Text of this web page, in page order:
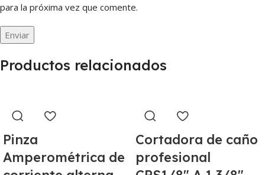
para la próxima vez que comente.
Productos relacionados
Pinza
Amperométrica de
Cortadora de caño
profesional